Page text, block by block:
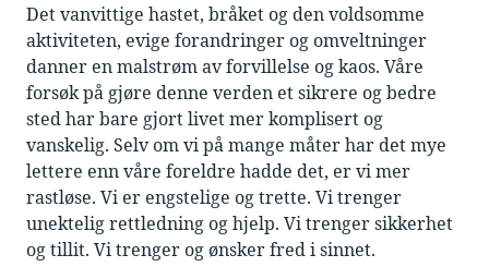
Det vanvittige hastet, bråket og den voldsomme
aktiviteten, evige forandringer og omveltninger
danner en malstrøm av forvillelse og kaos. Våre
forsøk på gjøre denne verden et sikrere og bedre
sted har bare gjort livet mer komplisert og
vanskelig. Selv om vi på mange måter har det mye
lettere enn våre foreldre hadde det, er vi mer
rastløse. Vi er engstelige og trette. Vi trenger
unektelig rettledning og hjelp. Vi trenger sikkerhet
og tillit. Vi trenger og ønsker fred i sinnet.